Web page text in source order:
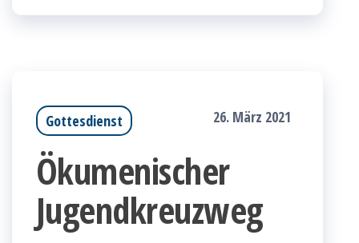
Gottesdienst 26. März 2021
Ökumenischer
Jugendkreuzweg